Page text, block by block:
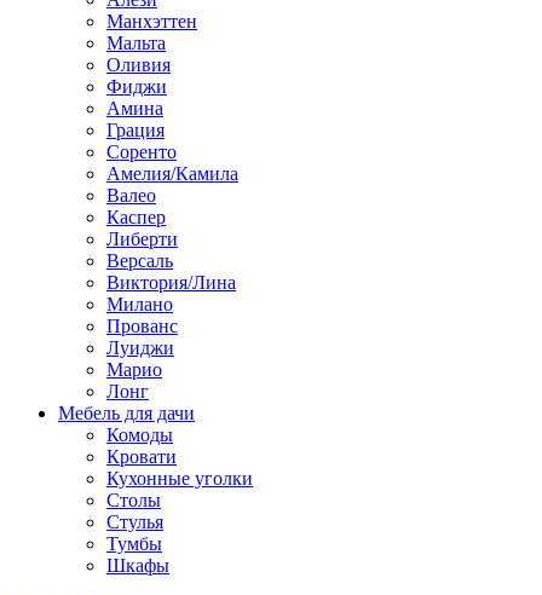
Манхэттен
Мальта
Оливия
Фиджи
Амина
Грация
Соренто
Амелия/Камила
Валео
Каспер
Либерти
Версаль
Виктория/Лина
Милано
Прованс
Луиджи
Марио
Лонг
Мебель для дачи
Комоды
Кровати
Кухонные уголки
Столы
Стулья
Тумбы
Шкафы